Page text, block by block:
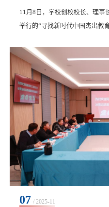
11月8日，学校创校校长、理事
举行的“寻找新时代中国杰出教
的逻辑、原理与方法”的专题
的三次生态重构。阐述了从人
保障的底层逻辑，分析了FT与
面，并得出两者理念相同、同向
07 / 2025-11